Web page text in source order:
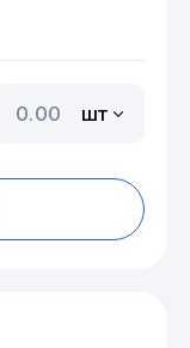
шт